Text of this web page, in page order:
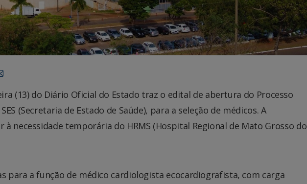
(13) do Diário Oficial do Estado traz o edital de abertura do Processo
(Secretaria de Estado de Saúde), para a seleção de médicos. A
à necessidade temporária do HRMS (Hospital Regional de Mato Grosso do
para a função de médico cardiologista ecocardiografista, com carga